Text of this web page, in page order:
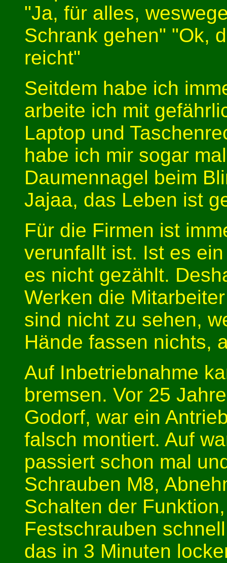
"Ja, für alles,
Schrank gehen" "Ok,
reicht"
Seitdem habe ich
arbeite ich mit
Laptop und
habe ich mir sogar
Daumennagel beim
Jajaa, das Leben ist
Für die Firmen ist
verunfallt ist. Ist es
es nicht gezählt.
Werken die
sind nicht zu sehen,
Hände fassen nichts,
Auf Inbetriebnahme
bremsen. Vor 25
Godorf, war ein
falsch montiert. Auf
passiert schon mal
Schrauben M8,
Schalten der
Festschrauben
das in 3 Minuten